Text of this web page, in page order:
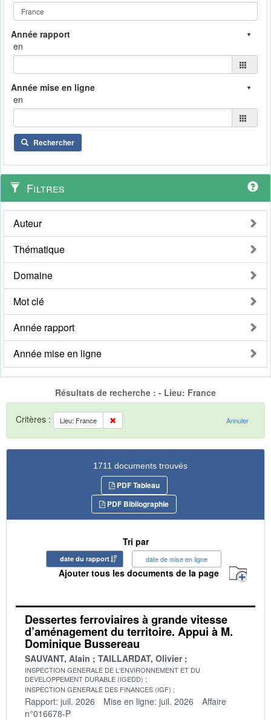
en
en
Rechercher
Filtres
Auteur
Thématique
Domaine
Mot clé
Année rapport
Année mise en ligne
Résultats de recherche : - Lieu: France
Critères : Lieu: France Annuler
1711 documents trouvés
PDF Tableau
PDF Bibliographie
Tri par
date du rapport date de mise en ligne
Ajouter tous les documents de la page
Dessertes ferroviaires à grande vitesse
d’aménagement du territoire. Appui à M.
Dominique Bussereau
SAUVANT, Alain TAILLARDAT, Olivier
INSPECTION GENERALE DE L'ENVIRONNEMENT ET DU
DEVELOPPEMENT DURABLE (IGEDD)
INSPECTION GENERALE DES FINANCES (IGF)
Rapport: juil. 2026 Mise en ligne: juil. 2026
Affaire
n°016678-P